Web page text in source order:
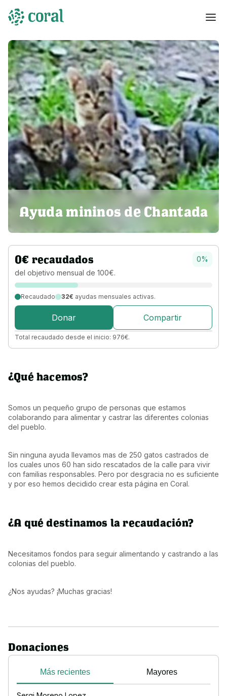
Ayuda mininos de Chantada
0€ recaudados
del objetivo mensual de 100€.
0%
Recaudado 32€ ayudas mensuales activas.
Donar Compartir
Total recaudado desde el inicio: 976€.
¿Qué hacemos?
Somos un pequeño grupo de personas que estamos
colaborando para alimentar y castrar las diferentes colonias
del pueblo.
Sin ninguna ayuda llevamos mas de 250 gatos castrados de
los cuales unos 60 han sido rescatados de la calle para vivir
con familias responsables. Pero por desgracia no es suficiente
y por eso hemos decidido crear esta página en Coral.
¿A qué destinamos la recaudación?
Necesitamos fondos para seguir alimentando y castrando a las
colonias del pueblo.
¿Nos ayudas? ¡Muchas gracias!
Donaciones
Más recientes Mayores